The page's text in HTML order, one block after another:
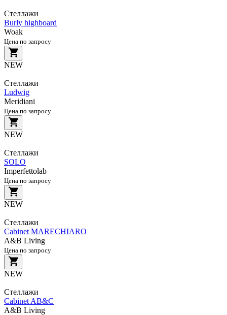
Стеллажи
Burly highboard
Woak
Цена по запросу
NEW
Стеллажи
Ludwig
Meridiani
Цена по запросу
NEW
Стеллажи
SOLO
Imperfettolab
Цена по запросу
NEW
Стеллажи
Cabinet MARECHIARO
A&B Living
Цена по запросу
NEW
Стеллажи
Cabinet AB&C
A&B Living